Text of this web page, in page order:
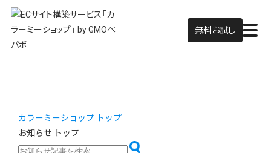
無料お試し
カラーミーショップ トップ
お知らせ トップ